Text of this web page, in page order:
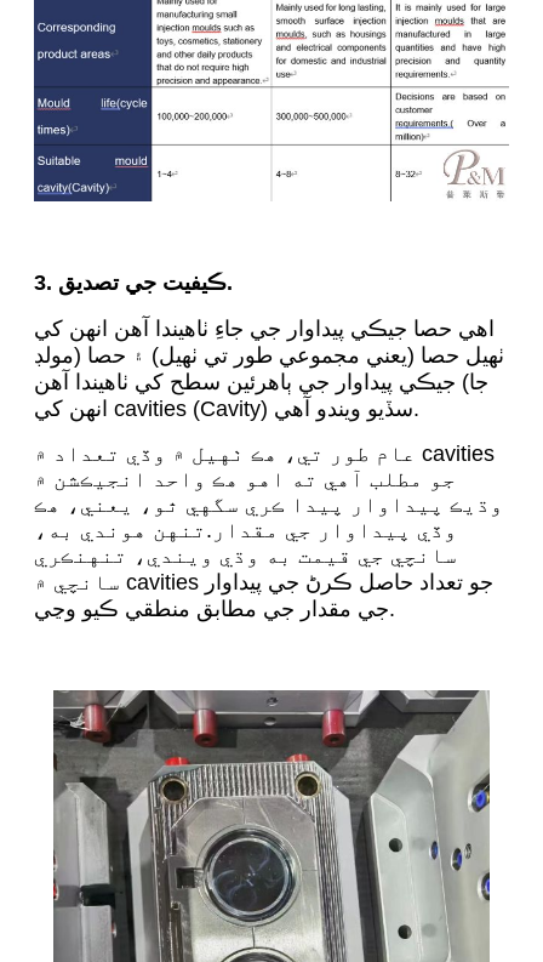
3. ڪيفيت جي تصديق.
اهي حصا جيڪي پيداوار جي جاءِ ٺاهيندا آهن انهن کي
ٺهيل حصا (يعني مجموعي طور تي ٺهيل) ۽ حصا (مولڊ
جا) جيڪي پيداوار جي ٻاهرئين سطح کي ٺاهيندا آهن
انهن کي cavities (Cavity) سڏيو ويندو آهي.
عام طور تي، هڪ ٺهيل ۾ وڏي تعداد ۾ cavities
جو مطلب آهي ته اهو هڪ واحد انجيڪشن ۾
وڌيڪ پيداوار پيدا ڪري سگهي ٿو، يعني، هڪ
وڏي پيداوار جي مقدار.تنهن هوندي به،
سانچي جي قيمت به وڌي ويندي، تنهنڪري
سانچي ۾ cavities جو تعداد حاصل ڪرڻ جي پيداوار
جي مقدار جي مطابق منطقي ڪيو وڃي.